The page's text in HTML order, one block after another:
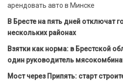
арендовать авто в Минске
В Бресте на пять дней отключат
нескольких районах
Взятки как норма: в Брестской
один руководитель
Мост через Припять: старт